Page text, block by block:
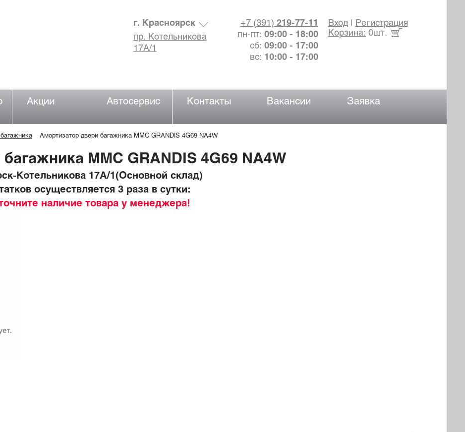
Вход|
Регистрация
Корзина: 0шт.
+7 (391) 219-77-11
пн-пт: 09:00 - 18:00
сб: 09:00 - 17:00
вс: 10:00 - 17:00
г. Красноярск
пр. Котельникова
17А/1
Акции Автосервис Контакты Вакансии Заявка
Амортизатор двери багажника MMC GRANDIS 4G69 NA4W
MMC GRANDIS 4G69 NA4W
Котельникова 17А/1(Основной склад)
осуществляется 3 раза в сутки:
наличие товара у менеджера!